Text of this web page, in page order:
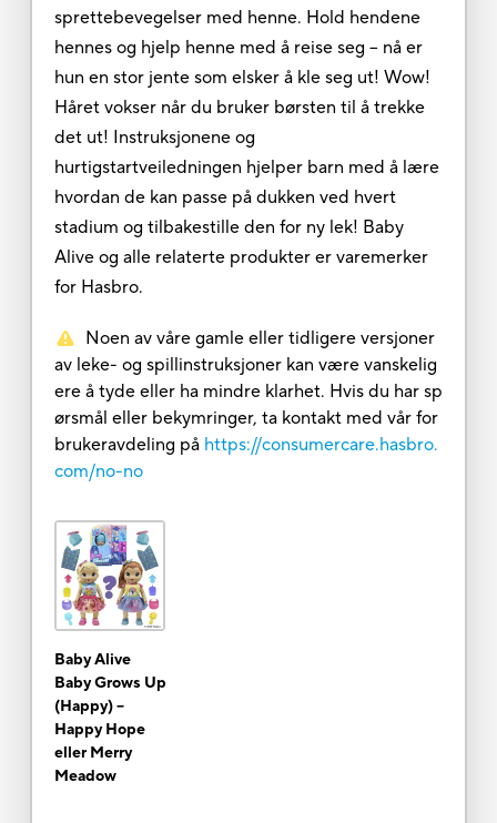
sprettebevegelser med henne. Hold hendene
hennes og hjelp henne med å reise seg – nå er
hun en stor jente som elsker å kle seg ut! Wow!
Håret vokser når du bruker børsten til å trekke
det ut! Instruksjonene og
hurtigstartveiledningen hjelper barn med å lære
hvordan de kan passe på dukken ved hvert
stadium og tilbakestille den for ny lek! Baby
Alive og alle relaterte produkter er varemerker
for Hasbro.
Noen av våre gamle eller tidligere versjoner
av leke- og spillinstruksjoner kan være vanskelig
ere å tyde eller ha mindre klarhet. Hvis du har sp
ørsmål eller bekymringer, ta kontakt med vår for
brukeravdeling på https://consumercare.hasbro.
com/no-no
Baby Alive
Baby Grows Up
(Happy) –
Happy Hope
eller Merry
Meadow